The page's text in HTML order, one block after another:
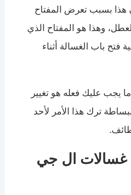
هذا بسبب تعرض المفتاح
وهذا هو المفتاح الذي
فتح باب الغسالة أثناء
يجب عليك فعله هو تغيير
ترك هذا الأمر لأحد
غسالات ال جي